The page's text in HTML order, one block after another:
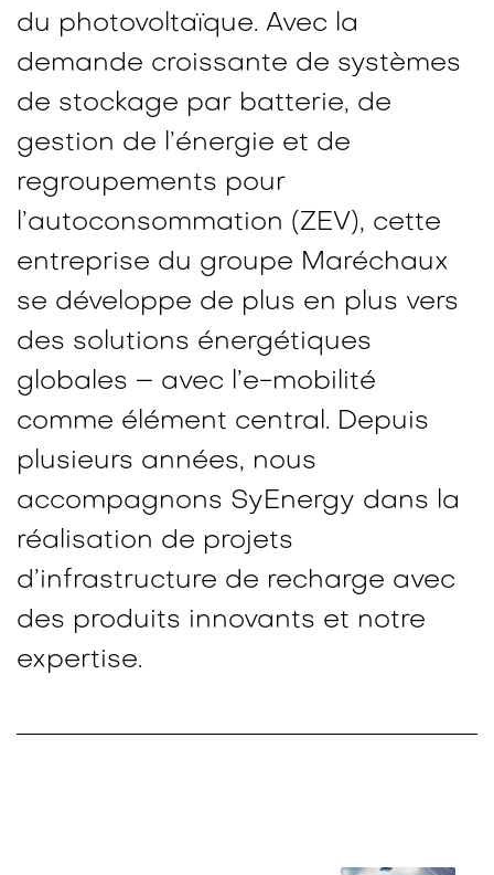
du photovoltaïque. Avec la
demande croissante de systèmes
de stockage par batterie, de
gestion de l’énergie et de
regroupements pour
l’autoconsommation (ZEV), cette
entreprise du groupe Maréchaux
se développe de plus en plus vers
des solutions énergétiques
globales – avec l’e-mobilité
comme élément central. Depuis
plusieurs années, nous
accompagnons SyEnergy dans la
réalisation de projets
d’infrastructure de recharge avec
des produits innovants et notre
expertise.